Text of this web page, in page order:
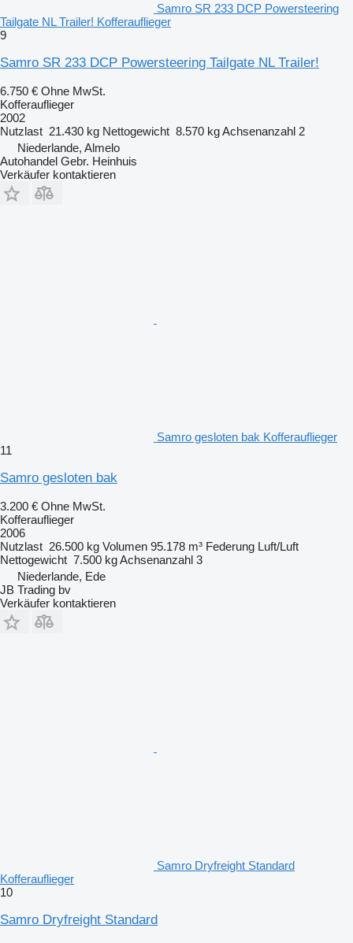
Samro SR 233 DCP Powersteering
Tailgate NL Trailer! Kofferauflieger
9
Samro SR 233 DCP Powersteering Tailgate NL Trailer!
6.750 € Ohne MwSt.
Kofferauflieger
2002
Nutzlast 21.430 kg Nettogewicht 8.570 kgAchsenanzahl 2
Niederlande, Almelo
Autohandel Gebr. Heinhuis
Verkäufer kontaktieren
Samro gesloten bak Kofferauflieger
11
Samro gesloten bak
3.200 € Ohne MwSt.
Kofferauflieger
2006
Nutzlast 26.500 kg Volumen 95.178 m³ Federung Luft/Luft
Nettogewicht 7.500 kgAchsenanzahl 3
Niederlande, Ede
JB Trading bv
Verkäufer kontaktieren
Samro Dryfreight Standard
Kofferauflieger
10
Samro Dryfreight Standard